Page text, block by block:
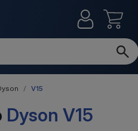
V15
Dyson V15